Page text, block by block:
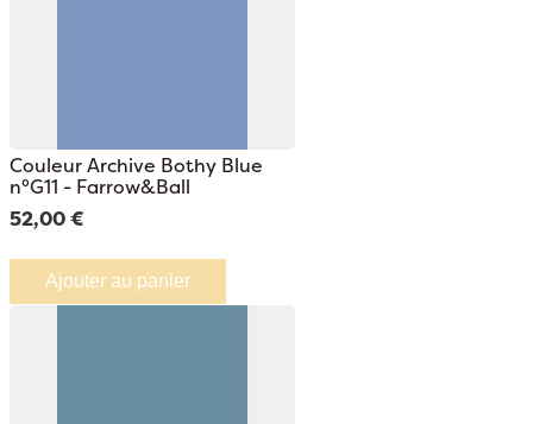
Couleur Archive Bothy Blue
n°G11 - Farrow&Ball
52,00 €
Ajouter au panier